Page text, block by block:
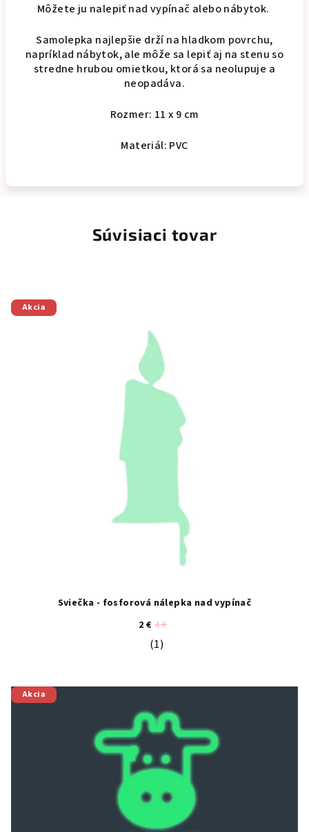
Môžete ju nalepiť nad vypínač alebo nábytok.
Samolepka najlepšie drží na hladkom povrchu,
napríklad nábytok, ale môže sa lepiť aj na stenu so
stredne hrubou omietkou, ktorá sa neolupuje a
neopadáva.
Rozmer: 11 x 9 cm
Materiál: PVC
Súvisiaci tovar
Akcia
Sviečka - fosforová nálepka nad vypínač
2 € 4 €
Priemerné hodnotenie produktu
(1)
Akcia